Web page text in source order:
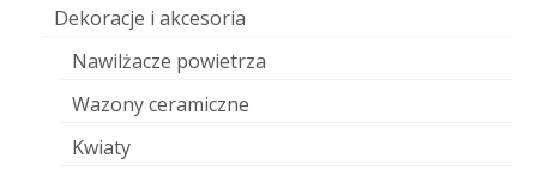
Dekoracje i akcesoria
Nawilżacze powietrza
Wazony ceramiczne
Kwiaty